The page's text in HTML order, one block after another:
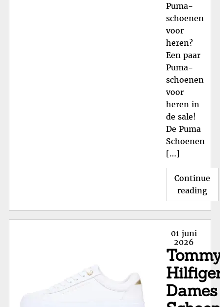
Puma-
schoenen
voor
heren?
Een paar
Puma-
schoenen
voor
heren in
de sale!
De Puma
Schoenen
[…]
Continue
reading
Posted
on
01 juni
2026
Dames